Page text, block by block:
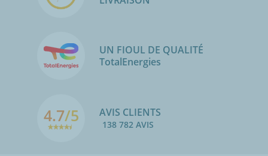
UN FIOUL DE QUALITÉ
TotalEnergies
4.7/5 AVIS CLIENTS
138 782 AVIS